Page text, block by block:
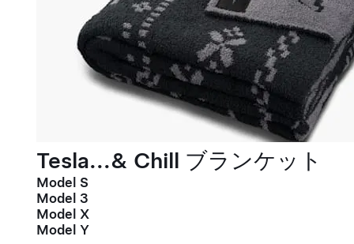
Tesla...& Chill ブランケット
Model S
Model 3
Model X
Model Y